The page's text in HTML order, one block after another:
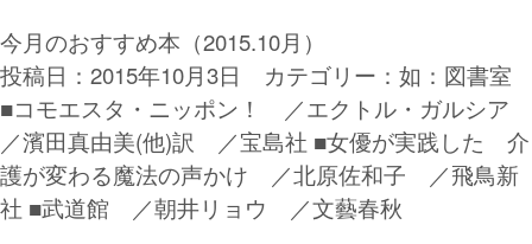
今月のおすすめ本（2015.10月）
投稿日：2015年10月3日 カテゴリー： 如：図書室
■コモエスタ・ニッポン！ ／エクトル・ガルシア
／濱田真由美(他)訳 ／宝島社 ■女優が実践した 介
護が変わる魔法の声かけ ／北原佐和子 ／飛鳥新
社 ■武道館 ／朝井リョウ ／文藝春秋